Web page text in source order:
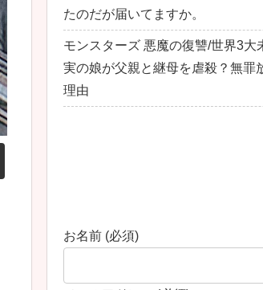
たのだが届いてますか。
モンスターズ 悪魔の復讐/世界3大
実の娘が父親と継母を虐殺？無罪
理由
お名前 (必須)